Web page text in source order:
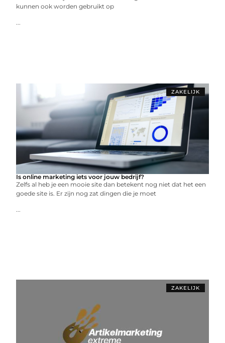
kunnen ook worden gebruikt op
...
ZAKELIJK
Is online marketing iets voor jouw bedrijf?
Zelfs al heb je een mooie site dan betekent nog niet dat het een
goede site is. Er zijn nog zat dingen die je moet
...
ZAKELIJK